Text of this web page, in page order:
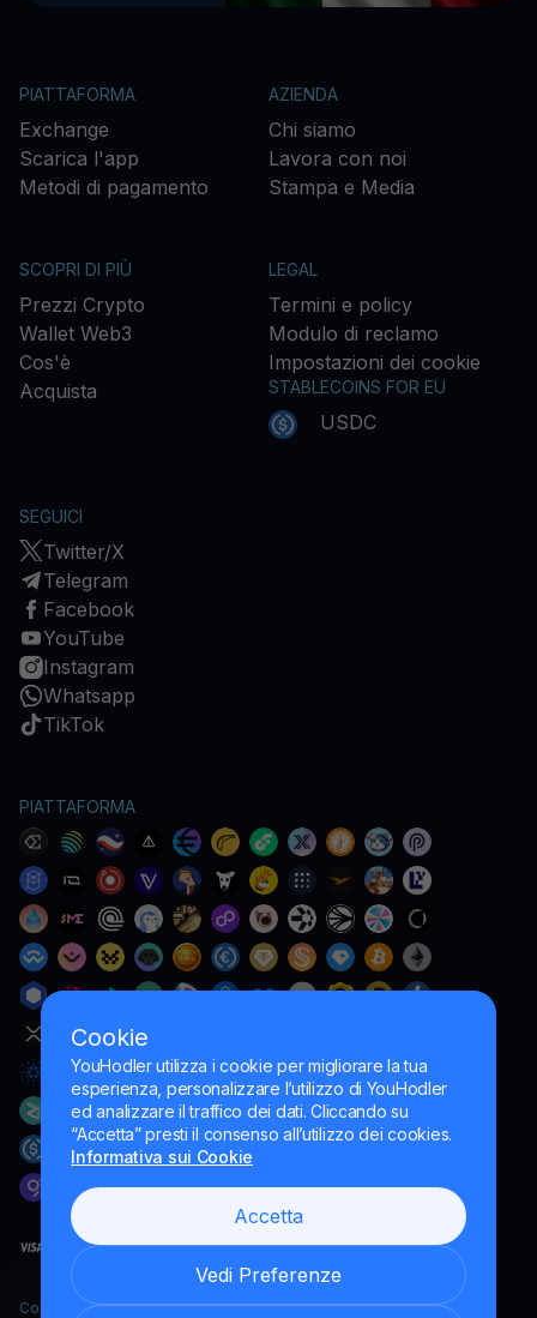
Cookie
YouHodler utilizza i cookie per migliorare la tua
esperienza, personalizzare l’utilizzo di YouHodler
ed analizzare il traffico dei dati. Cliccando su
“Accetta” presti il consenso all’utilizzo dei cookies.
Informativa sui Cookie
Accetta
Vedi Preferenze
PIATTAFORMA
Exchange
Scarica l'app
Metodi di pagamento
AZIENDA
Chi siamo
Lavora con noi
Stampa e Media
SCOPRI DI PIÙ
Prezzi Crypto
Wallet Web3
Cos'è
Acquista
LEGAL
Termini e policy
Modulo di reclamo
Impostazioni dei cookie
STABLECOINS FOR EU
USDC
SEGUICI
Twitter/X
Telegram
Facebook
YouTube
Instagram
Whatsapp
TikTok
PIATTAFORMA
Copyright YouHodler, 2026.